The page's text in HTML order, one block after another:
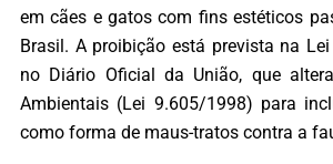
em cães e gatos com fins estéticos
Brasil. A proibição está prevista na
no Diário Oficial da União, que
Ambientais (Lei 9.605/1998) para
como forma de maus-tratos contra a